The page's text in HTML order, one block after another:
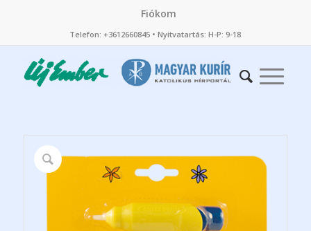
Fiókom
Telefon: +3612660845 • Nyitvatartás: H-P: 9-18